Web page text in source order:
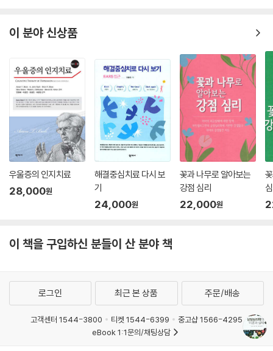
이 분야 신상품
우울증의 인지치료
28,000원
해결중심치료 다시 보
기
24,000원
꽃과 나무로 알아보는
강점 심리
22,000원
이 책을 구입하신 분들이 산 분야 책
로그인 최근 본 상품 주문/배송
고객센터 1544-3800 티켓 1544-6399
중고샵 1566-4295
eBook 1:1문의/채팅상담